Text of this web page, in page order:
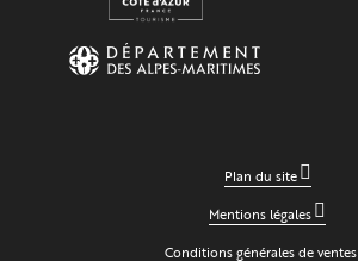
Plan du site
Mentions légales
Conditions générales de ventes